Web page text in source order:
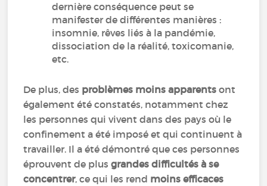
dernière conséquence peut se
manifester de différentes manières :
insomnie, rêves liés à la pandémie,
dissociation de la réalité, toxicomanie,
etc.
De plus, des problèmes moins apparents ont
également été constatés, notamment chez
les personnes qui vivent dans des pays où le
confinement a été imposé et qui continuent à
travailler. Il a été démontré que ces personnes
éprouvent de plus grandes difficultés à se
concentrer, ce qui les rend moins efficaces